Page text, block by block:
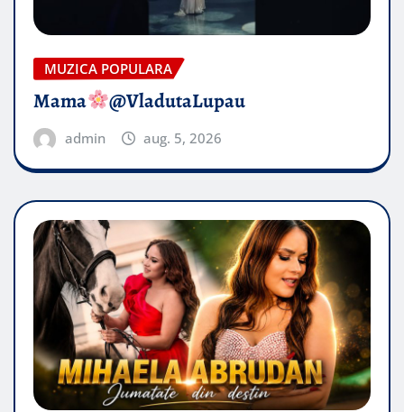
MUZICA POPULARA
Mama @VladutaLupau
admin aug. 5, 2026